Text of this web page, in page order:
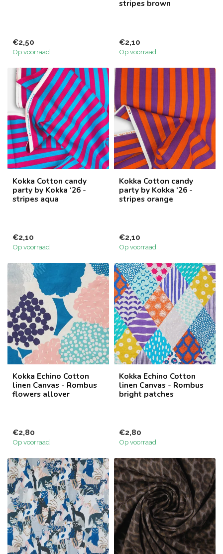
€2,50
Op voorraad
stripes brown
€2,10
Op voorraad
Kokka Cotton candy
party by Kokka ‘26 -
stripes aqua
€2,10
Op voorraad
Kokka Cotton candy
party by Kokka ‘26 -
stripes orange
€2,10
Op voorraad
Kokka Echino Cotton
linen Canvas - Rombus
flowers allover
€2,80
Op voorraad
Kokka Echino Cotton
linen Canvas - Rombus
bright patches
€2,80
Op voorraad